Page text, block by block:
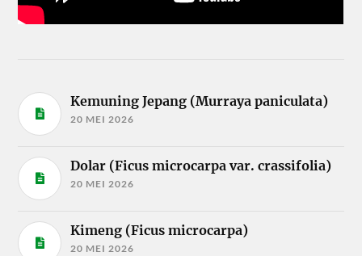
Kemuning Jepang (Murraya paniculata)
20 MEI 2026
Dolar (Ficus microcarpa var. crassifolia)
20 MEI 2026
Kimeng (Ficus microcarpa)
20 MEI 2026